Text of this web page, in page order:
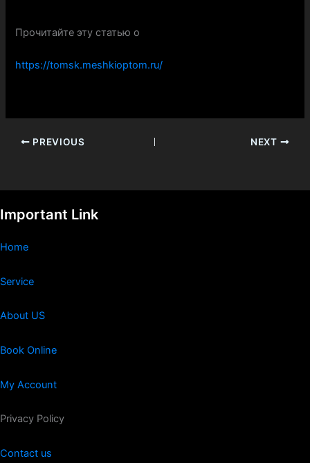
Прочитайте эту статью о
https://tomsk.meshkioptom.ru/
PREVIOUS NEXT
Important Link
Home
Service
About US
Book Online
My Account
Privacy Policy
Contact us